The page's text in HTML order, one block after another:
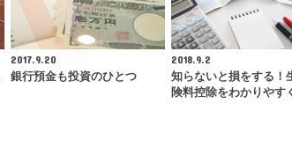
2017.9.20
銀行預金も投資のひとつ
2018.9.2
知らないと損をする！
険料控除をわかりやす